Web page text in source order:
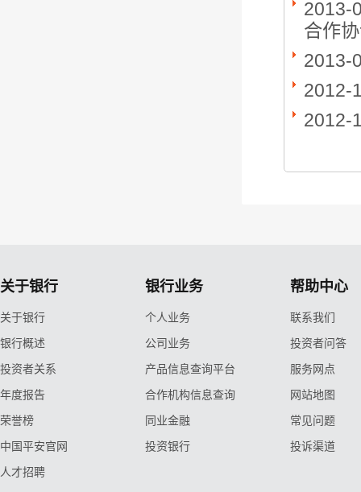
2013-
合作
2013-
2012-
2012-
关于银行
关于银行
银行概述
投资者关系
年度报告
荣誉榜
中国平安官网
人才招聘
银行业务
个人业务
公司业务
产品信息查询平台
合作机构信息查询
同业金融
投资银行
帮助中心
联系我们
投资者问答
服务网点
网站地图
常见问题
投诉渠道